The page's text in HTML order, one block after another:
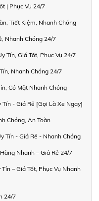
| Phục Vụ 24/7
Tiết Kiệm, Nhanh Chóng
Nhanh Chóng 24/7
Tín, Giá Tốt, Phục Vụ 24/7
Nhanh Chóng 24/7
Có Mặt Nhanh Chóng
Tín - Giá Rẻ [Gọi Là Xe Ngay]
Chóng, An Toàn
Tín - Giá Rẻ - Nhanh Chóng
Nhanh – Giá Rẻ 24/7
– Giá Tốt, Phục Vụ Nhanh
24/7